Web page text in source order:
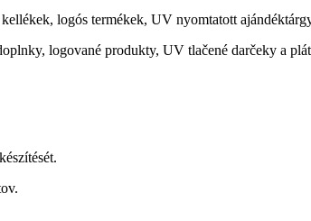
logós termékek, UV nyomtatott
logované produkty, UV tlačené darčeky a